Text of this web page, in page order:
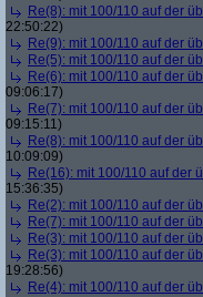
Re(8): mit 100/110 auf der
22:50:22)
Re(9): mit 100/110 auf der
Re(5): mit 100/110 auf der
Re(6): mit 100/110 auf der
09:06:17)
Re(7): mit 100/110 auf der
09:15:11)
Re(8): mit 100/110 auf der
10:09:09)
Re(16): mit 100/110 auf der
15:36:35)
Re(2): mit 100/110 auf der
Re(7): mit 100/110 auf der
Re(3): mit 100/110 auf der
Re(3): mit 100/110 auf der
19:28:56)
Re(4): mit 100/110 auf der